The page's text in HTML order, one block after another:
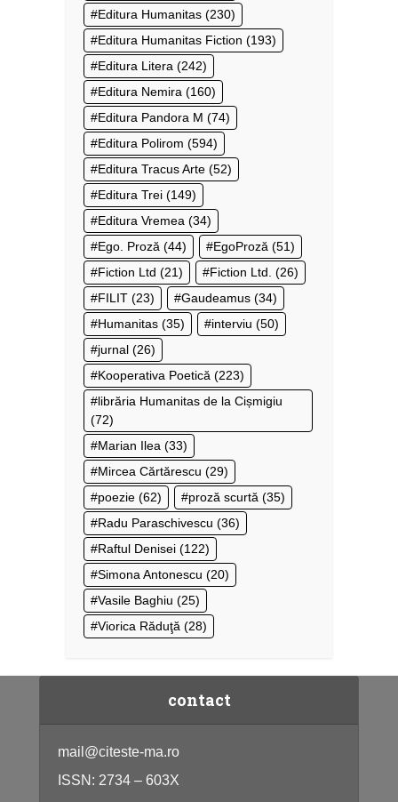
Editura Humanitas (230)
Editura Humanitas Fiction (193)
Editura Litera (242)
Editura Nemira (160)
Editura Pandora M (74)
Editura Polirom (594)
Editura Tracus Arte (52)
Editura Trei (149)
Editura Vremea (34)
Ego. Proză (44) EgoProză (51)
Fiction Ltd (21) Fiction Ltd. (26)
FILIT (23) Gaudeamus (34)
Humanitas (35) interviu (50)
jurnal (26)
Kooperativa Poetică (223)
librăria Humanitas de la Cișmigiu
(72)
Marian Ilea (33)
Mircea Cărtărescu (29)
poezie (62) proză scurtă (35)
Radu Paraschivescu (36)
Raftul Denisei (122)
Simona Antonescu (20)
Vasile Baghiu (25)
Viorica Răduţă (28)
contact
mail@citeste-ma.ro
ISSN: 2734 – 603X